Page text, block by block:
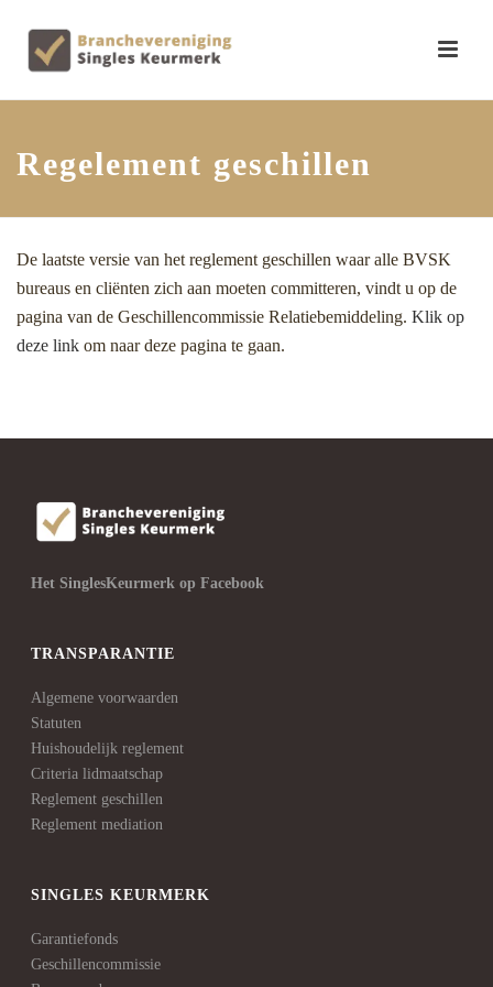
Regelement geschillen
De laatste versie van het reglement geschillen waar alle BVSK
bureaus en cliënten zich aan moeten committeren, vindt u op de
pagina van de Geschillencommissie Relatiebemiddeling. Klik op
deze link om naar deze pagina te gaan.
Het SinglesKeurmerk op Facebook
TRANSPARANTIE
Algemene voorwaarden
Statuten
Huishoudelijk reglement
Criteria lidmaatschap
Reglement geschillen
Reglement mediation
SINGLES KEURMERK
Garantiefonds
Geschillencommissie